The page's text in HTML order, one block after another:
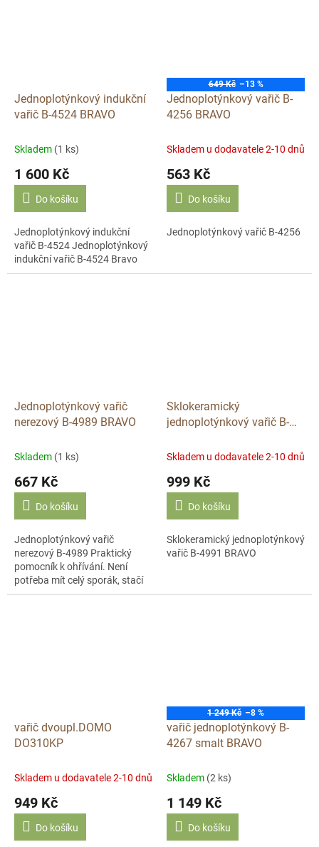
Jednoplotýnkový indukční
vařič B-4524 BRAVO
Skladem (1 ks)
1 600 Kč
Do košíku
Jednoplotýnkový indukční
vařič B-4524 Jednoplotýnkový
indukční vařič B-4524 Bravo
649 Kč –13 %
Jednoplotýnkový vařič B-
4256 BRAVO
Skladem u dodavatele 2-10 dnů
563 Kč
Do košíku
Jednoplotýnkový vařič B-4256
Jednoplotýnkový vařič
nerezový B-4989 BRAVO
Skladem (1 ks)
667 Kč
Do košíku
Jednoplotýnkový vařič
nerezový B-4989 Praktický
pomocník k ohřívání. Není
potřeba mít celý sporák, stačí
opravdu málo. U tohoto
Sklokeramický
jednoplotýnkový vařič B-
Skladem u dodavatele 2-10 dnů
999 Kč
Do košíku
Sklokeramický jednoplotýnkový
vařič B-4991 BRAVO
vařič dvoupl.DOMO
DO310KP
Skladem u dodavatele 2-10 dnů
949 Kč
Do košíku
1 249 Kč –8 %
vařič jednoplotýnkový B-
4267 smalt BRAVO
Skladem (2 ks)
1 149 Kč
Do košíku